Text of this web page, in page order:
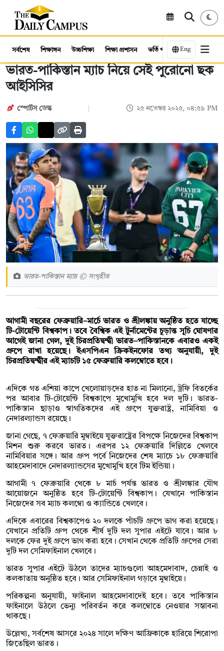
সর্বশেষ শিক্ষাঙ্গন উচ্চশিক্ষা শিক্ষা প্রশাসন ভর্তি পরীক্ষা কর্মসংস্থান
Eng
ভারত-পাকিস্তান ম্যাচ নিয়ে সেই পুরোনো ছক
আইসিসির
স্পোর্টস ডেস্ক ২৫ নভেম্বর ২০২৫, ০৪:৫৯ PM
ভারত-পাকিস্তান ম্যাচ © সংগৃহীত
আগামী বছরের ফেব্রুয়ারি–মার্চে ভারত ও শ্রীলঙ্কায় অনুষ্ঠিত হতে যাচ্ছে
টি-টোয়েন্টি বিশ্বকাপ। তবে বৈশ্বিক এই টুর্নামেন্টের চূড়ান্ত সূচি ঘোষণার
আগেই জানা গেল, দুই চিরপ্রতিদ্বন্দ্বী ভারত–পাকিস্তানকে এবারও একই
গ্রুপে রাখা হয়েছে। ইএসপিএন ক্রিকইনফোর তথ্য অনুযায়ী, দুই
চিরপ্রতিদ্বন্দ্বীর এই ম্যাচটি ১৫ ফেব্রুয়ারি কলম্বোতে হবে।
এদিকে গত এশিয়া কাপে খেলোয়াড়দের হাত না মিলানো, ট্রফি বিতর্কের
পর আবার টি-টোয়েন্টি বিশ্বকাপে মুখোমুখি হবে দল দুটি। ভারত-
পাকিস্তান ছাড়াও স্বাগতিকদের এই গ্রুপে যুক্তরাষ্ট্র, নামিবিয়া ও
নেদারল্যান্ডস রয়েছে।
জানা গেছে, ৭ ফেব্রুয়ারি মুম্বাইয়ে যুক্তরাষ্ট্রের বিপক্ষে নিজেদের বিশ্বকাপ
মিশন শুরু করবে ভারত। এরপর ১২ ফেব্রুয়ারি দিল্লিতে খেলবে
নামিবিয়ার সঙ্গে। আর গ্রুপ পর্বে নিজেদের শেষ ম্যাচে ১৮ ফেব্রুয়ারি
আহমেদাবাদে নেদারল্যান্ডসের মুখোমুখি হবে টিম ইন্ডিয়া।
আগামী ৭ ফেব্রুয়ারি থেকে ৮ মার্চ পর্যন্ত ভারত ও শ্রীলঙ্কার যৌথ
আয়োজনে অনুষ্ঠিত হবে টি-টোয়েন্টি বিশ্বকাপ। যেখানে পাকিস্তান
নিজেদের সব ম্যাচ কলম্বো ও ক্যান্ডিতে খেলবে।
এদিকে এবারের বিশ্বকাপেও ২০ দলকে পাঁচটি গ্রুপে ভাগ করা হয়েছে।
যেখানে প্রতিটি গ্রুপ থেকে শীর্ষ দুটি দল সুপার এইটে যাবে। আর ৮
দলকে ফের দুই গ্রুপে ভাগ করা হবে। সেখান থেকে প্রতিটি গ্রুপের সেরা
দুটি দল সেমিফাইনাল খেলবে।
ভারত সুপার এইটে উঠলে তাদের ম্যাচগুলো আহমেদাবাদ, চেন্নাই ও
কলকাতায় অনুষ্ঠিত হবে। আর সেমিফাইনাল গড়াবে মুম্বাইয়ে।
পরিকল্পনা অনুযায়ী, ফাইনাল আহমেদাবাদেই হবে। তবে পাকিস্তান
ফাইনালে উঠলে ভেন্যু পরিবর্তন করে কলম্বোতে নেওয়ার সম্ভাবনা
থাকছে।
উল্লেখ্য, সর্বশেষ আসরে ২০২৪ সালে দক্ষিণ আফ্রিকাকে হারিয়ে শিরোপা
জিতেছিল ভারত।